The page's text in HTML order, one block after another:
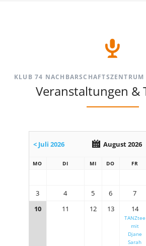
KLUB 74
Veranstaltungen &
< Juli 2026 August 2026
MO DI MI DO FR
3
4 5 6 7
10
11 12 13 14
TANZtee
mit
Djane
Sarah